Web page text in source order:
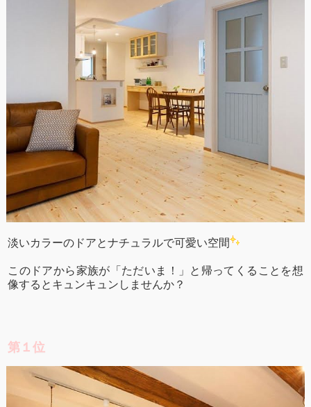
淡いカラーのドアとナチュラルで可愛い空間
このドアから家族が「ただいま！」と帰ってくることを想
像するとキュンキュンしませんか？
第１位